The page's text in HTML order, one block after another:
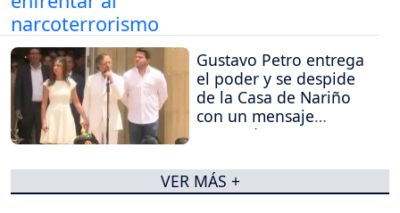
Gustavo Petro entrega
el poder y se despide
de la Casa de Nariño
con un mensaje
contundente
VER MÁS +